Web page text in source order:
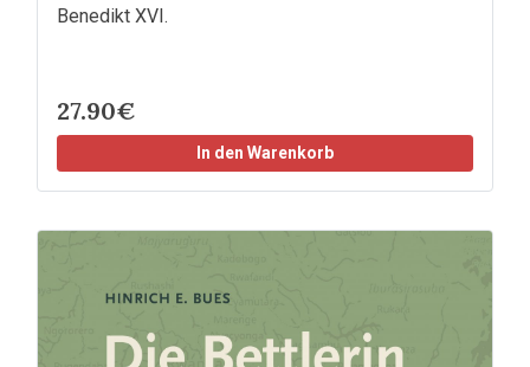
Benedikt XVI.
27.90€
In den Warenkorb